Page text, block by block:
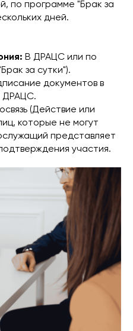
по программе "Брак за
дней.
В ДРАЦС или по
за сутки").
документов в
ДРАЦС.
(Действие или
которые не могут
представляет
участия.